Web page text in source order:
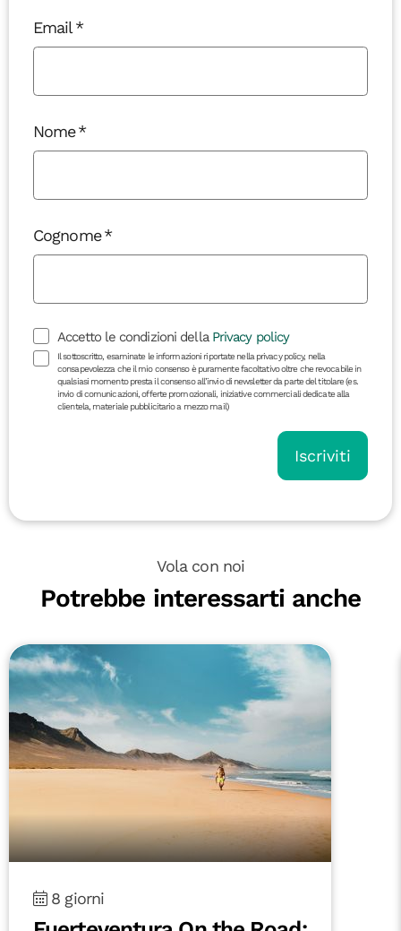
Email
Nome
Cognome
Accetto le condizioni della Privacy policy
Il sottoscritto, esaminate le informazioni riportate nella privacy policy, nella
consapevolezza che il mio consenso è puramente facoltativo oltre che revocabile in
qualsiasi momento presta il consenso all’invio di newsletter da parte del titolare (es.
invio di comunicazioni, offerte promozionali, iniziative commerciali dedicate alla
clientela, materiale pubblicitario a mezzo mail)
Iscriviti
Vola con noi
Potrebbe interessarti anche
8 giorni